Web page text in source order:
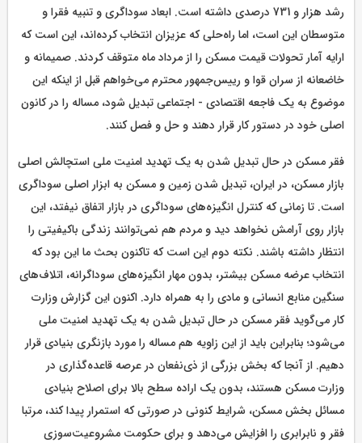
رشد هزار و 731 درصدی داشته است. ابعاد سوداگری و تنبیه فقرا و
متوسطان این است، اما راه‌حلی که عزیزان انتخاب کرده‌اند، این است که
ارایه آمار تحولات قیمت مسکن را از مرداد ماه متوقف کردند. صمیمانه و
خاضعانه از سران قوا و رییس‌جمهور محترم می‌خواهم قبل از اینکه این
موضوع به یک فاجعه اقتصادی - اجتماعی تبدیل شود، مساله را در کانون
اصلی خود در دستور کار قرار دهند و حل و فصل کنند.
فقر مسکن در حال تبدیل شدن به یک تهدید امنیت ملی استچالش اصلی
بازار مسکن، در ایران، تبدیل شدن زمین و مسکن به ابزار اصلی سوداگری
است. تا زمانی که کنترل انگیزه‌های سوداگری در بازار اتفاق نیفتد، این
بازار روی آرامش نخواهد دید و مردم هم نمی‌توانند زندگی باکیفیتی را
انتظار داشته باشند. نکته دوم این است که تاکنون بحث ما این بود که
انتخاب عرضه مسکن بیشتر، بدون مهار انگیزه‌های سوداگرانه، اتلاف‌های
سنگین منابع انسانی و مادی را به همراه دارد. اکنون این گزارش وزارت
کار می‌گوید فقر مسکن در حال تبدیل شدن به یک تهدید امنیت ملی
می‌شود؛ بنابراین باید از این زاویه هم مساله را مورد بازنگری بنیادی قرار
دهیم. از آنجا که بخش بزرگی از ذی‌نفعان در عرصه قاعده‌گذاری در
وزارت مسکن هستند، بدون یک اراده سطح بالا برای اصلاح بنیادی
مسائل بخش مسکن، شرایط کنونی در صورتی که استمرار پیدا کند، مرتبا
فقر و نابرابری را افزایش می‌دهد و برای حکومت مشروعیت‌سوزی